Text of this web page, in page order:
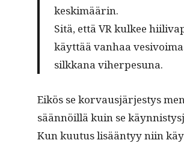
keskimäärin.
Sitä, että VR kul­kee
käyt­tää van­haa
silkkana viherpesuna.
Eikös se kor­vausjärjestys
sään­nöil­lä kuin se
Kun kuu­tus lisään­tyy niin